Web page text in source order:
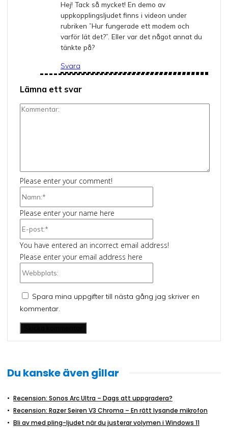
Hej! Tack så mycket! En demo av
uppkopplingsljudet finns i videon under
rubriken ”Hur fungerade ett modem och
varför lät det?”. Eller var det något annat du
tänkte på?
Svara
Lämna ett svar
Kommentar:
Please enter your comment!
Please enter your name here
You have entered an incorrect email address!
Please enter your email address here
Spara mina uppgifter till nästa gång jag skriver en
kommentar.
Du kanske även gillar
Recension: Sonos Arc Ultra – Dags att uppgradera?
Recension: Razer Seiren V3 Chroma – En rätt lysande mikrofon
Bli av med pling-ljudet när du justerar volymen i Windows 11